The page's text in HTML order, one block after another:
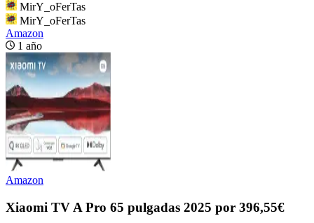
MirY_oFerTas
MirY_oFerTas
Amazon
1 año
Amazon
Xiaomi TV A Pro 65 pulgadas 2025 por 396,55€